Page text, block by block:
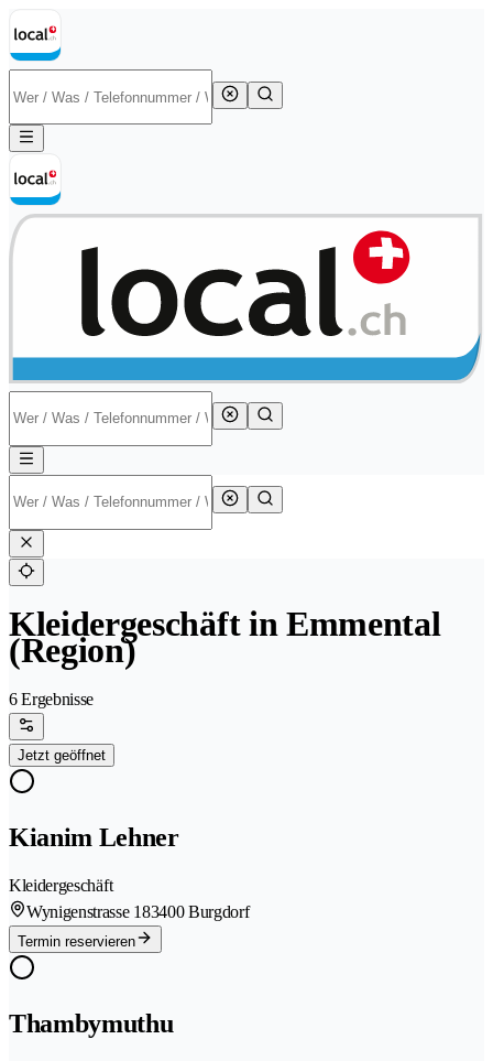
Kleidergeschäft in Emmental
(Region)
6 Ergebnisse
Jetzt geöffnet
Kianim Lehner
Kleidergeschäft
Wynigenstrasse 183400 Burgdorf
Termin reservieren
Thambymuthu